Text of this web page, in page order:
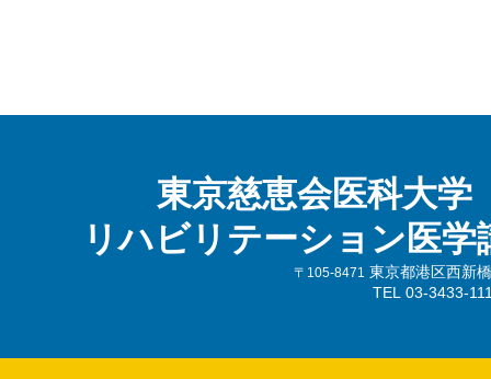
東京慈恵会医科大学
リハビリテーション医学
〒105-8471
東京都港区西新
TEL 03-3433-